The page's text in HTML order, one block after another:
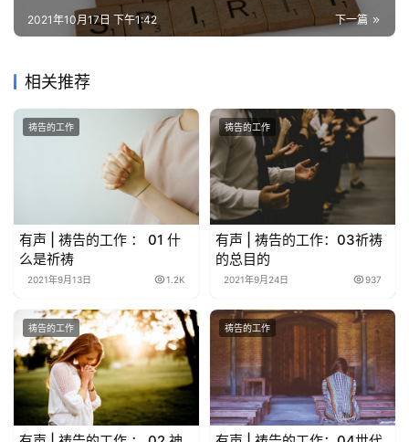
下一篇
2021年10月17日 下午1:42
相关推荐
祷告的工作
有声 | 祷告的工作 ： 01 什
么是祈祷
2021年9月13日 1.2K
祷告的工作
有声 | 祷告的工作：03祈祷
的总目的
2021年9月24日 937
祷告的工作 祷告的工作